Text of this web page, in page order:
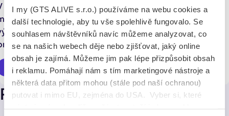
I my (GTS ALIVE s.r.o.) používáme na webu cookies a
další technologie, aby tu vše spolehlivě fungovalo. Se
souhlasem návštěvníků navíc můžeme analyzovat, co
se na našich webech děje nebo zjišťovat, jaký online
obsah je zajímá. Můžeme jim pak lépe přizpůsobit obsah
i reklamu. Pomáhají nám s tím marketingové nástroje a
některá data přitom mohou (stále pod naší ochranou)
putovat i mimo EU, zejména do USA. Vyber si, které
případě nadměrné vzdálenosti lokality doručení se
stát, že bude účtován poplatek za delší dovoz ve
29 Kč. Zda se tě tento poplatek týká, nebo ne, zjistíš v
objednávky po zadání adresy.
Využít online
Pobočky